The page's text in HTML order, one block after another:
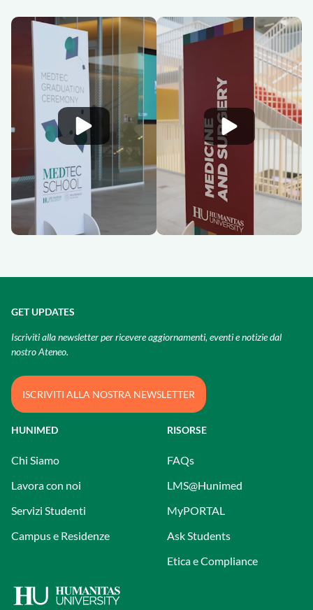
HUNIMED
Chi Siamo
Lavora con noi
Servizi Studenti
Campus e Residenze
RISORSE
FAQs
LMS@Hunimed
MyPORTAL
Ask Students
Etica e Compliance
GET UPDATES
Iscriviti alla newsletter per ricevere aggiornamenti, eventi e notizie dal
nostro Ateneo.
ISCRIVITI ALLA NOSTRA NEWSLETTER